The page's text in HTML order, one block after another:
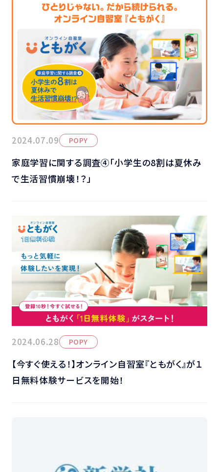
2024.07.09 POPY
家庭学習に関する調査④「小学生の8割は夏休み
で生活習慣崩壊！？」
2024.06.28 POPY
【今すぐ使える！】オンライン自習室『ともがく』が１
日無料体験サービスを開始！